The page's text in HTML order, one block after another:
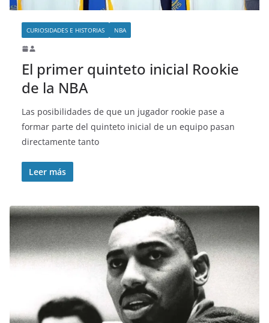
CURIOSIDADES E HISTORIAS NBA
El primer quinteto inicial Rookie
de la NBA
Las posibilidades de que un jugador rookie pase a
formar parte del quinteto inicial de un equipo pasan
directamente tanto
Leer más